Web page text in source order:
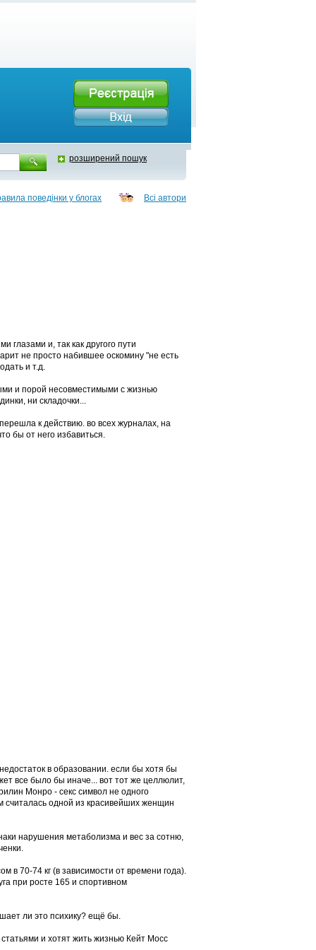
розширений пошук
поведінки у блогах Всі автори
глазами и, так как другого пути
не просто набившее оскомину "не есть
и т.д.
и порой несовместимыми с жизнью
ни складочки...
к действию. во всех журналах, на
бы от него избавиться.
в образовании. если бы хотя бы
все было бы иначе... вот тот же целлюлит,
Монро - секс символ не одного
одной из красивейших женщин
нарушения метаболизма и вес за сотню,
в 70-74 кг (в зависимости от времени года).
при росте 165 и спортивном
ли это психику? ещё бы.
и хотят жить жизнью Кейт Мосс